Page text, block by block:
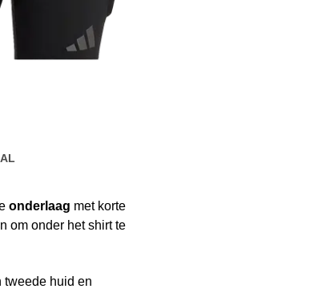
onderlaag met korte
om onder het shirt te
tweede huid en